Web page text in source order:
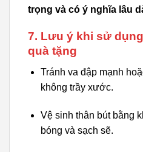
trọng và có ý nghĩa lâu
7. Lưu ý khi sử
quà tặng
Tránh va đập mạnh
không trầy xước.
Vệ sinh thân bút bằng
bóng và sạch sẽ.